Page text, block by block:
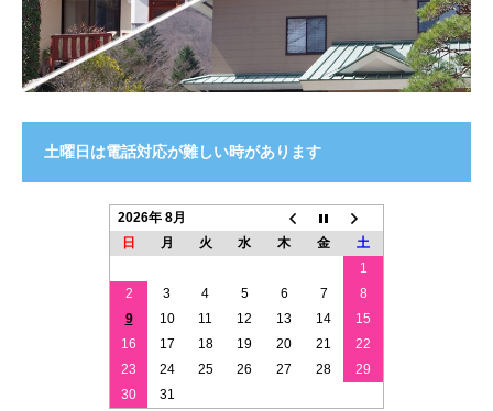
土曜日は電話対応が難しい時があります
2026年 8月
日
月 火 水 木 金
土
1
2
3 4 5 6 7
8
9
10 11 12 13 14
15
16
17 18 19 20 21
22
23
24 25 26 27 28
29
30
31